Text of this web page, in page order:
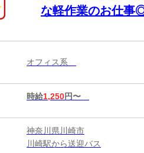
な軽作業のお仕事
オフィス系
時給1,250円〜
神奈川県川崎市
川崎駅から送迎バス